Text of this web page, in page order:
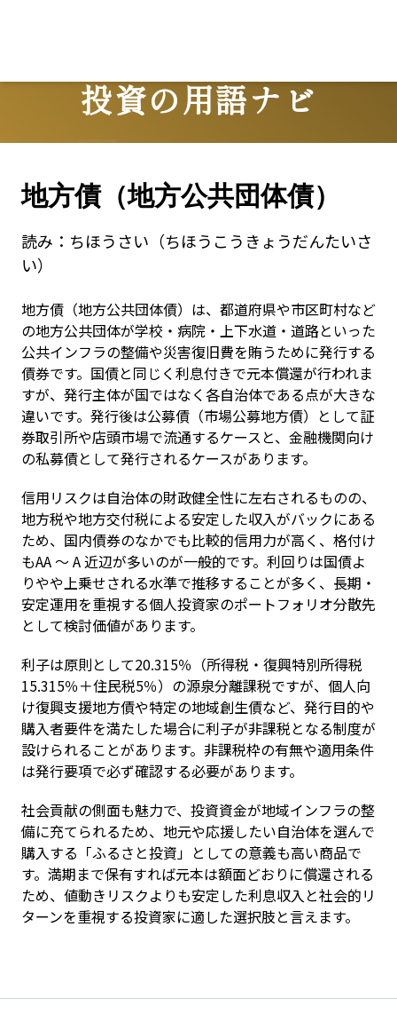
投資の用語ナビ
Terms
地方債（地方公共団体債）
読み： ちほうさい（ちほうこうきょうだんたいさ
い）
地方債（地方公共団体債）は、都道府県や市区町村など
の地方公共団体が学校・病院・上下水道・道路といった
公共インフラの整備や災害復旧費を賄うために発行する
債券です。国債と同じく利息付きで元本償還が行われま
すが、発行主体が国ではなく各自治体である点が大きな
違いです。発行後は公募債（市場公募地方債）として証
券取引所や店頭市場で流通するケースと、金融機関向け
の私募債として発行されるケースがあります。
信用リスクは自治体の財政健全性に左右されるものの、
地方税や地方交付税による安定した収入がバックにある
ため、国内債券のなかでも比較的信用力が高く、格付け
もAA 〜 A 近辺が多いのが一般的です。利回りは国債よ
りやや上乗せされる水準で推移することが多く、長期・
安定運用を重視する個人投資家のポートフォリオ分散先
として検討価値があります。
利子は原則として20.315％（所得税・復興特別所得税
15.315％＋住民税5％）の源泉分離課税ですが、個人向
け復興支援地方債や特定の地域創生債など、発行目的や
購入者要件を満たした場合に利子が非課税となる制度が
設けられることがあります。非課税枠の有無や適用条件
は発行要項で必ず確認する必要があります。
社会貢献の側面も魅力で、投資資金が地域インフラの整
備に充てられるため、地元や応援したい自治体を選んで
購入する「ふるさと投資」としての意義も高い商品で
す。満期まで保有すれば元本は額面どおりに償還される
ため、値動きリスクよりも安定した利息収入と社会的リ
ターンを重視する投資家に適した選択肢と言えます。